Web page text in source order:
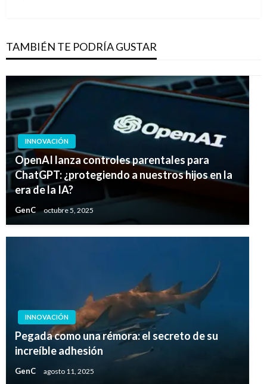
TAMBIÉN TE PODRÍA GUSTAR
INNOVACIÓN
OpenAI lanza controles parentales para
ChatGPT: ¿protegiendo a nuestros hijos en la
era de la IA?
GenC octubre 5, 2025
INNOVACIÓN
Pegada como una rémora: el secreto de su
increíble adhesión
GenC agosto 11, 2025